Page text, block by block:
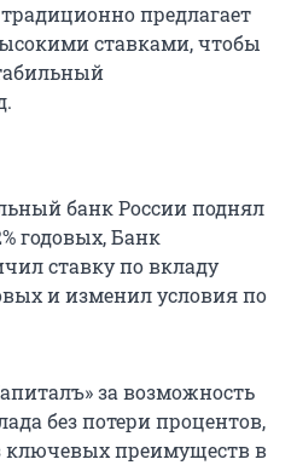
предлагает
ставками, чтобы
банк России поднял
годовых, Банк
ставку по вкладу
и изменил условия по
за возможность
без потери процентов,
ключевых преимуществ в